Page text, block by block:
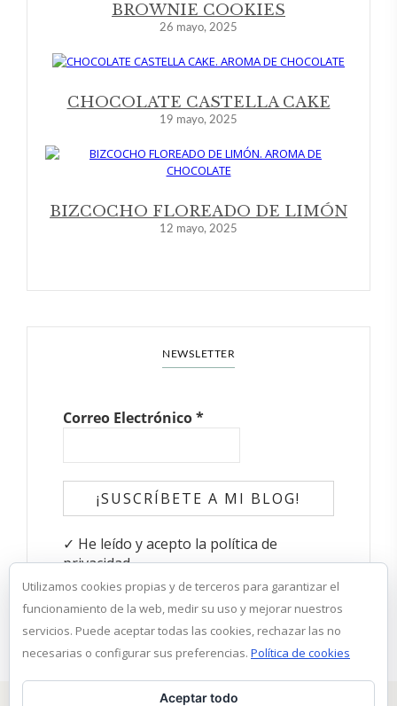
BROWNIE COOKIES
26 mayo, 2025
CHOCOLATE CASTELLA CAKE
19 mayo, 2025
BIZCOCHO FLOREADO DE LIMÓN
12 mayo, 2025
NEWSLETTER
Correo Electrónico*
✓ He leído y acepto la política de
privacidad
Utilizamos cookies propias y de terceros para garantizar el
funcionamiento de la web, medir su uso y mejorar nuestros
servicios. Puede aceptar todas las cookies, rechazar las no
necesarias o configurar sus preferencias. Política de cookies
Aceptar todo